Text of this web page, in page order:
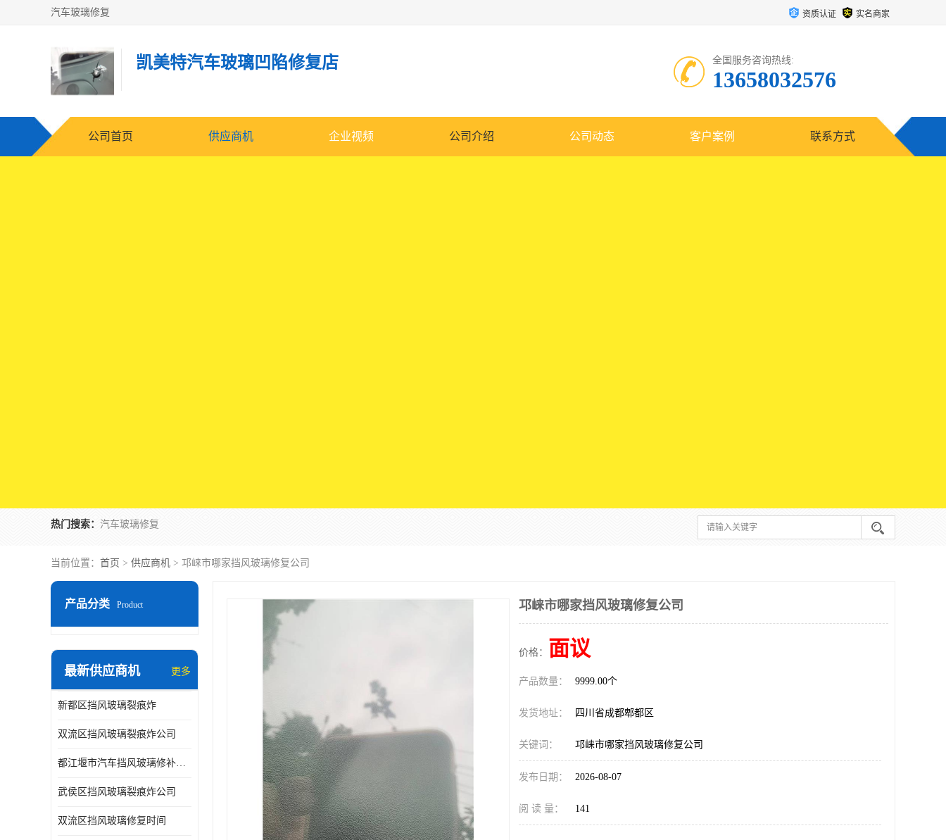
汽车玻璃修复 资质认证 实名商家
凯美特汽车玻璃凹陷修复店 全国服务咨询热线:
13658032576
公司首页 供应商机 企业视频 公司介绍 公司动态 客户案例 联系方式
热门搜索： 汽车玻璃修复
当前位置： 首页 > 供应商机 > 邛崃市哪家挡风玻璃修复公司
产品分类 Product
最新供应商机 更多
新都区挡风玻璃裂痕炸
双流区挡风玻璃裂痕炸公司
都江堰市汽车挡风玻璃修补凹陷修复
武侯区挡风玻璃裂痕炸公司
双流区挡风玻璃修复时间
邛崃市哪家挡风玻璃修复公司
价格： 面议
产品数量： 9999.00个
发货地址： 四川省成都郫都区
关键词： 邛崃市哪家挡风玻璃修复公司
发布日期： 2026-08-07
阅 读 量： 141